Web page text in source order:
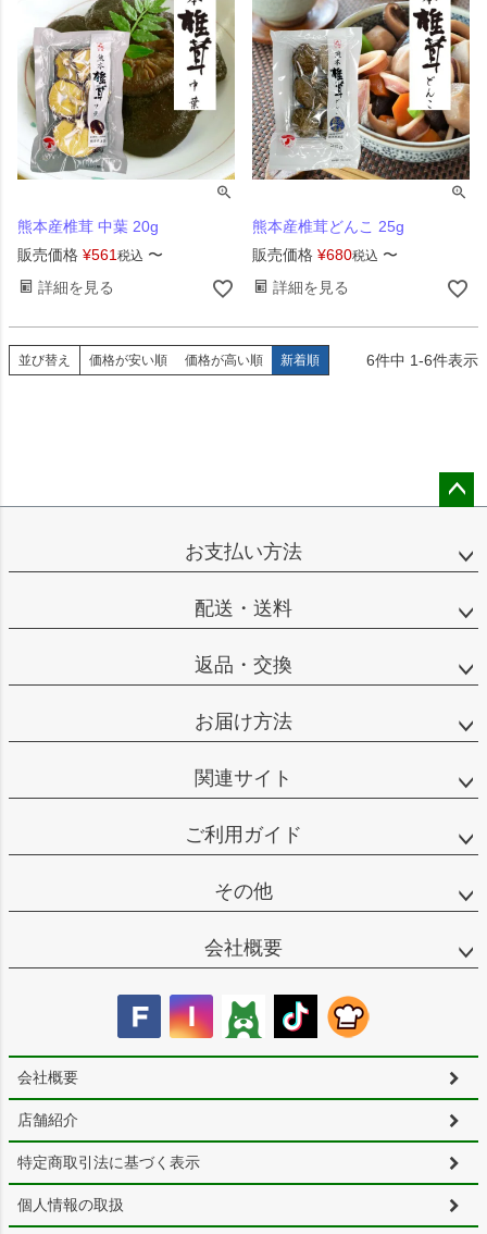
熊本産椎茸 中葉 20g
販売価格 ¥561税込 〜
詳細を見る
熊本産椎茸どんこ 25g
販売価格 ¥680税込 〜
詳細を見る
並び替え 価格が安い順 価格が高い順 新着順 6件中 1-6件表示
ップ
お支払い方法
配送・送料
返品・交換
お届け方法
関連サイト
ご利用ガイド
その他
会社概要
会社概要
店舗紹介
特定商取引法に基づく表示
個人情報の取扱